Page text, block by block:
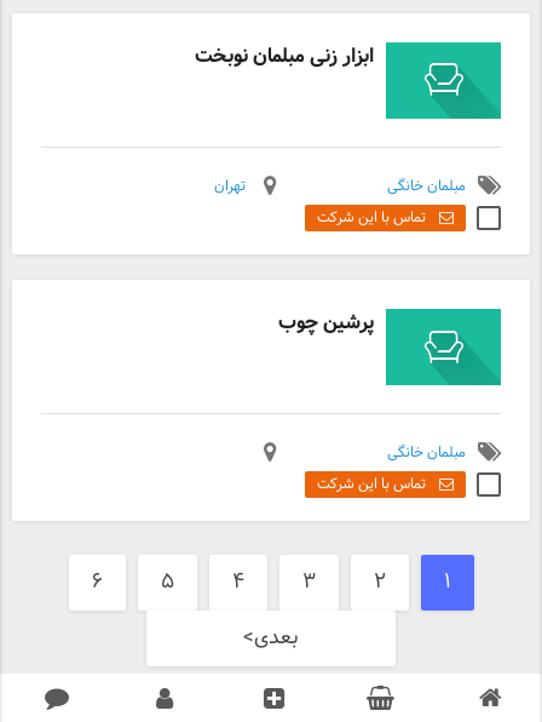
ابزار زنی مبلمان نوبخت
مبلمان خانگی
تهران
تماس با این شرکت
پرشین چوب
مبلمان خانگی
تماس با این شرکت
۱ ۲ ۳ ۴ ۵
۶
بعدی>